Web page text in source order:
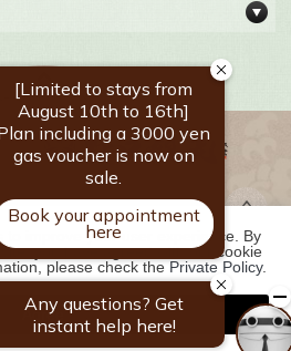
湯元 ホロホロ山荘｜【公式】北海道の温泉宿
プ. ALL RIGHTS RESERVED
to improve your user experience. By
you have agreed with our cookie
please check the Private Policy.
Agree